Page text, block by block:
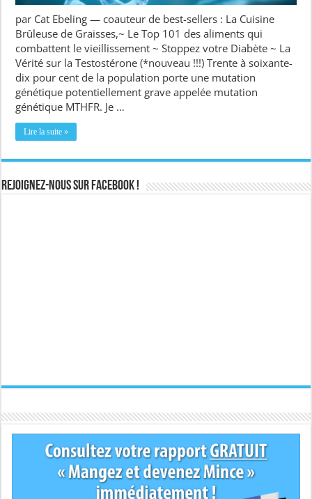
par Cat Ebeling — coauteur de best-sellers : La Cuisine
Brûleuse de Graisses,~ Le Top 101 des aliments qui
combattent le vieillissement ~ Stoppez votre Diabète ~ La
Vérité sur la Testostérone (*nouveau !!!) Trente à soixante-
dix pour cent de la population porte une mutation
génétique potentiellement grave appelée mutation
génétique MTHFR. Je …
Lire la suite »
Rejoignez-nous sur Facebook !